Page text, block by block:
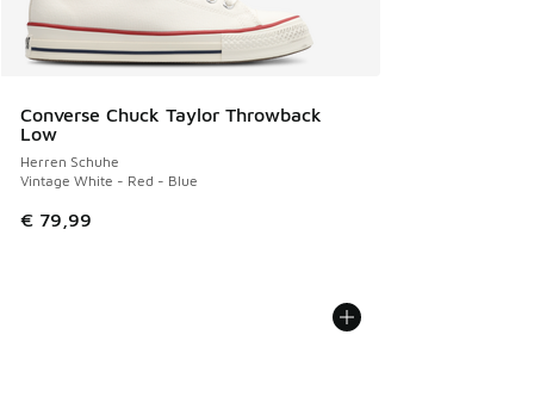
Converse Chuck Taylor Throwback
Low
Herren Schuhe
Vintage White - Red - Blue
€ 79,99